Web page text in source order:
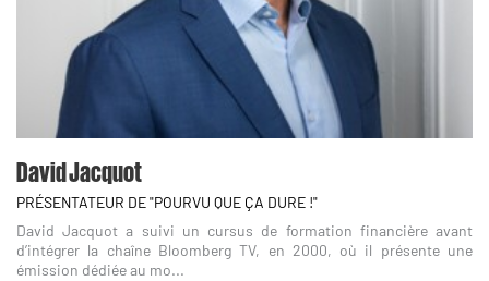
David Jacquot
PRÉSENTATEUR DE "POURVU QUE ÇA DURE !"
David Jacquot a suivi un cursus de formation financière avant
d’intégrer la chaîne Bloomberg TV, en 2000, où il présente une
émission dédiée au mo...